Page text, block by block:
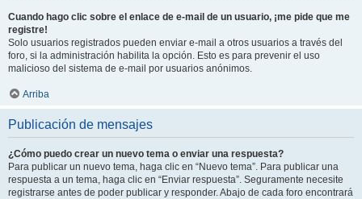
Cuando hago clic sobre el enlace de e-mail de un usuario, ¡me pide que me
registre!
Solo usuarios registrados pueden enviar e-mail a otros usuarios a través del
foro, si la administración habilita la opción. Esto es para prevenir el uso
malicioso del sistema de e-mail por usuarios anónimos.
Arriba
Publicación de mensajes
¿Cómo puedo crear un nuevo tema o enviar una respuesta?
Para publicar un nuevo tema, haga clic en “Nuevo tema”. Para publicar una
respuesta a un tema, haga clic en “Enviar respuesta”. Seguramente necesite
registrarse antes de poder publicar y responder. Abajo de cada foro encontrará